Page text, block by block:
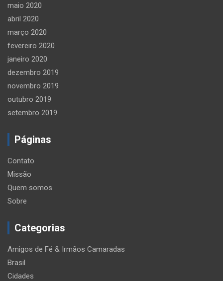
maio 2020
abril 2020
março 2020
fevereiro 2020
janeiro 2020
dezembro 2019
novembro 2019
outubro 2019
setembro 2019
Páginas
Contato
Missão
Quem somos
Sobre
Categorias
Amigos de Fé & Irmãos Camaradas
Brasil
Cidades